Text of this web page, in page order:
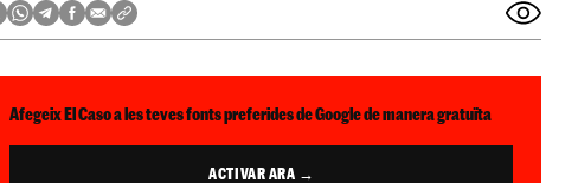
Afegeix El Caso a les teves fonts preferides de Google de manera gratuïta
ACTIVAR ARA →